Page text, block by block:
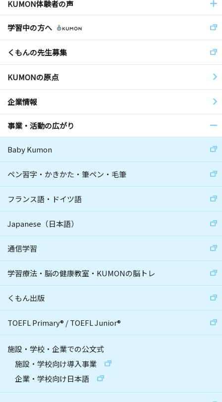
KUMON体験者の声
学習中の方へ
くもんの先生募集
KUMONの原点
企業情報
事業・活動の広がり
Baby Kumon
ペン習字・かきかた・筆ペン・毛筆
フランス語・ドイツ語
Japanese（日本語）
通信学習
学習療法・脳の健康教室・KUMONの脳トレ
くもん出版
TOEFL Primary® /TOEFL Junior®
施設・学校・企業での公文式
施設・学校向け導入事業
企業・学校向け日本語